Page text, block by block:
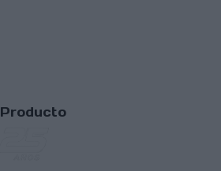
Producto